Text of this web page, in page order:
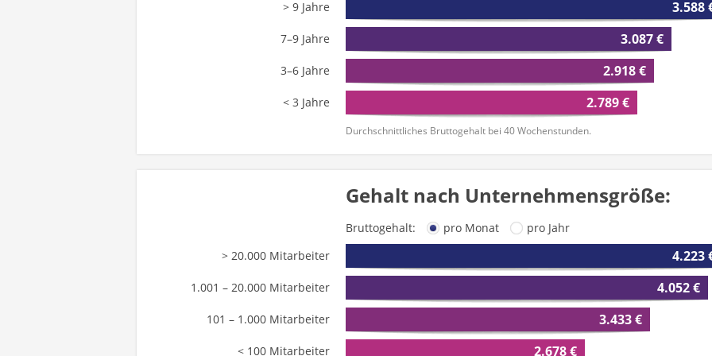
> 9 Jahre 3.588
7–9 Jahre 3.087 €
3–6 Jahre 2.918 €
< 3 Jahre 2.789 €
Durchschnittliches Bruttogehalt bei 40 Wochenstunden.
Gehalt nach Unternehmensgröße:
Bruttogehalt: pro Monat
pro Jahr
> 20.000 Mitarbeiter
4.223
1.001 – 20.000 Mitarbeiter 4.052 €
101 – 1.000 Mitarbeiter 3.433 €
< 100 Mitarbeiter 2.678 €